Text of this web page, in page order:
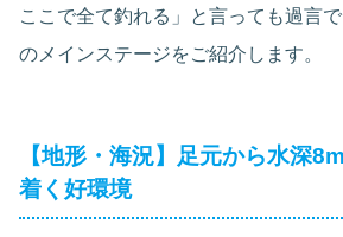
ここで全て釣れる」と言っても過言
のメインステージをご紹介します。
【地形・海況】足元から水深
着く好環境